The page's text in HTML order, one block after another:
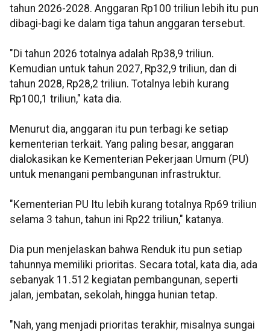
tahun 2026-2028. Anggaran Rp100 triliun lebih itu pun
dibagi-bagi ke dalam tiga tahun anggaran tersebut.
"Di tahun 2026 totalnya adalah Rp38,9 triliun.
Kemudian untuk tahun 2027, Rp32,9 triliun, dan di
tahun 2028, Rp28,2 triliun. Totalnya lebih kurang
Rp100,1 triliun," kata dia.
Menurut dia, anggaran itu pun terbagi ke setiap
kementerian terkait. Yang paling besar, anggaran
dialokasikan ke Kementerian Pekerjaan Umum (PU)
untuk menangani pembangunan infrastruktur.
"Kementerian PU Itu lebih kurang totalnya Rp69 triliun
selama 3 tahun, tahun ini Rp22 triliun," katanya.
Dia pun menjelaskan bahwa Renduk itu pun setiap
tahunnya memiliki prioritas. Secara total, kata dia, ada
sebanyak 11.512 kegiatan pembangunan, seperti
jalan, jembatan, sekolah, hingga hunian tetap.
"Nah, yang menjadi prioritas terakhir, misalnya sungai